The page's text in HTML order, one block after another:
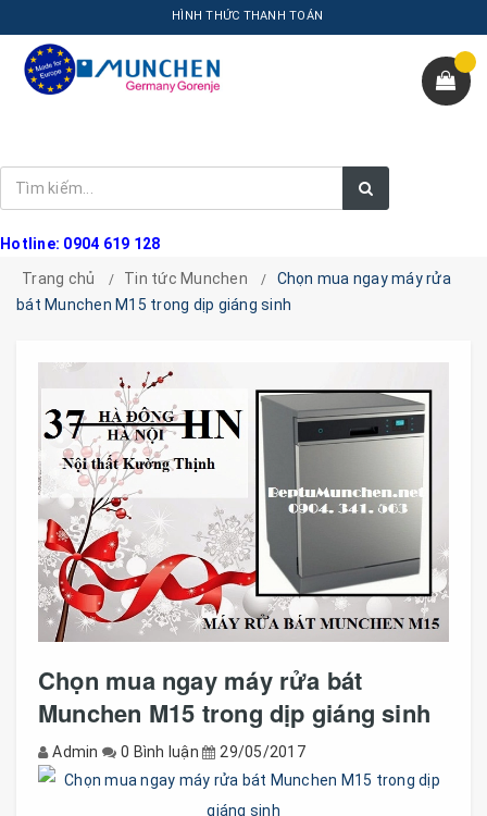
HÌNH THỨC THANH TOÁN
Hotline: 0904 619 128
Trang chủ
Tin tức Munchen
Chọn mua ngay máy rửa
bát Munchen M15 trong dịp giáng sinh
Chọn mua ngay máy rửa bát
Munchen M15 trong dịp giáng sinh
Admin 0 Bình luận 29/05/2017